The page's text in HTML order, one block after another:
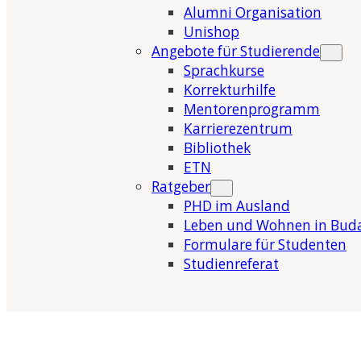
Alumni Organisation
Unishop
Angebote für Studierende
Sprachkurse
Korrekturhilfe
Mentorenprogramm
Karrierezentrum
Bibliothek
ETN
Ratgeber
PHD im Ausland
Leben und Wohnen in
Formulare für Studenten
Studienreferat